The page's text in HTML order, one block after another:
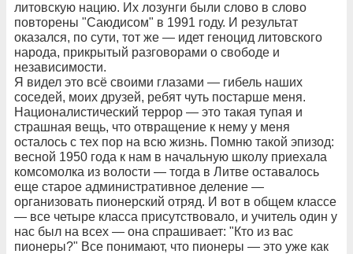
литовскую нацию. Их лозунги были слово в слово
повторены "Саюдисом" в 1991 году. И результат
оказался, по сути, тот же — идет геноцид литовского
народа, прикрытый разговорами о свободе и
независимости.
Я видел это всё своими глазами — гибель наших
соседей, моих друзей, ребят чуть постарше меня.
Националистический террор — это такая тупая и
страшная вещь, что отвращение к нему у меня
осталось с тех пор на всю жизнь. Помню такой эпизод:
весной 1950 года к нам в начальную школу приехала
комсомолка из волости — тогда в Литве оставалось
еще старое административное деление —
организовать пионерский отряд. И вот в общем классе
— все четыре класса присутствовало, и учитель один у
нас был на всех — она спрашивает: "Кто из вас
пионеры?" Все понимают, что пионеры — это уже как